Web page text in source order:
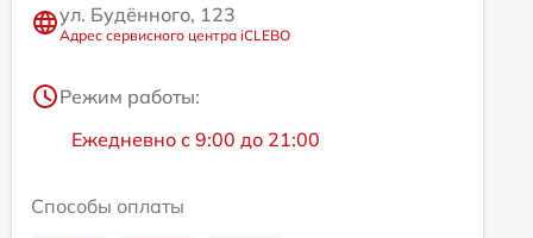
ул. Будённого, 123
Адрес сервисного центра iCLEBO
Режим работы:
Ежедневно с 9:00 до 21:00
Способы оплаты